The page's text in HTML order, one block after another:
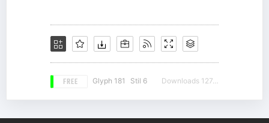
FREE Glyph 181 Stil 6 Downloads 12740